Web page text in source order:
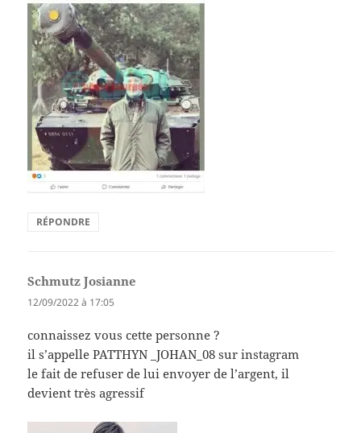
RÉPONDRE
Schmutz Josianne
12/09/2022 à 17:05
connaissez vous cette personne ?
il s’appelle PATTHYN _JOHAN_08 sur instagram
le fait de refuser de lui envoyer de l’argent, il
devient très agressif